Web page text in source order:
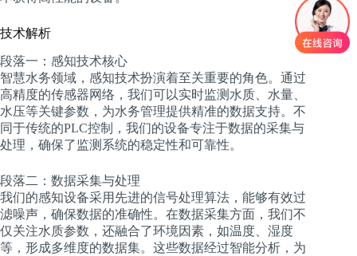
技术解析
段落一：感知技术核心
智慧水务领域，感知技术扮演着至关重要的角色。通过
高精度的传感器网络，我们可以实时监测水质、水量、
水压等关键参数，为水务管理提供精准的数据支持。不
同于传统的PLC控制，我们的设备专注于数据的采集与
处理，确保了监测系统的稳定性和可靠性。
段落二：数据采集与处理
我们的感知设备采用先进的信号处理算法，能够有效过
滤噪声，确保数据的准确性。在数据采集方面，我们不
仅关注水质参数，还融合了环境因素，如温度、湿度
等，形成多维度的数据集。这些数据经过智能分析，为